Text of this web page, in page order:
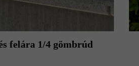
Oldalélnemesítés felára 1/4 gömbrúd